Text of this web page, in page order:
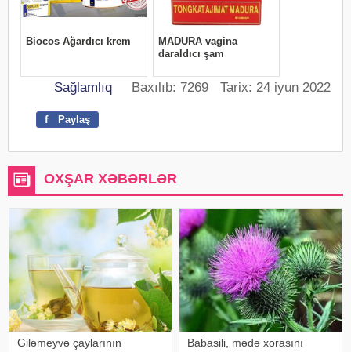
Sağlamlıq Baxılıb: 7269 Tarix: 24 iyun 2022
f Paylaş
OXŞAR XƏBƏRLƏR
Giləmeyvə çaylarının
Babasili, mədə xorasını